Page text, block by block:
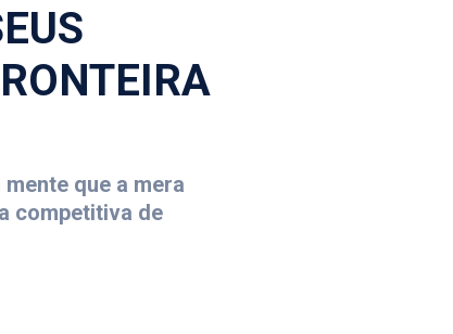
que a mera
competitiva de